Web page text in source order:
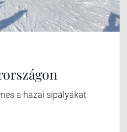
a hazai sípályákat